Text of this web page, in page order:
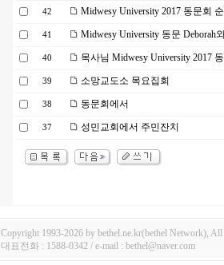
42 Midwesy University 2017 동문회
41 Midwesy University 동문 Deborah
40 목사님 Midwesy University 2017
39 소망교도소 목요집회
38 동문회에서
37 성민교회에서 주민잔치
Copyright 1993-2026 by bethel.ne.kr(bethel Network), All
대표전화 : 1588-0342 / e-mail : bethel@naver.com